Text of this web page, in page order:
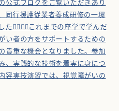
公式ブログをご覧いただきあり
同行援護従業者養成研修の一環
🚶‍♂️🚶‍♀️これまでの座学で学んだ
い者の方をサポートするための
貴重な機会となりました。参加
、実践的な技術を着実に身につ
容実技演習では、視覚障がいの